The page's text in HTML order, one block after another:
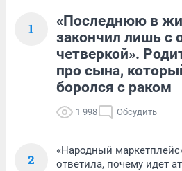
1
«Последнюю в
закончил лишь с
четверкой».
про сына,
боролся с раком
1 998 Обсудить
2
«Народный
ответила, почему идет